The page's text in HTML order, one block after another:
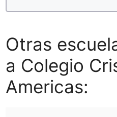
Otras
a Colegio
Americas: